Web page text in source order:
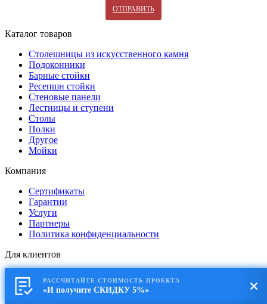
ОТПРАВИТЬ
Каталог товаров
Столешницы из искусственного камня
Подоконники
Барные стойки
Ресепшн стойки
Стеновые панели
Лестницы и ступени
Столы
Полки
Другое
Мойки
Компания
Сертификаты
Гарантии
Услуги
Партнеры
Политика конфиденциальности
Для клиентов
Материалы
Прайс
РАССЧИТАЙТЕ СТОИМОСТЬ ПРОЕКТА
«И получите СКИДКУ 5%»